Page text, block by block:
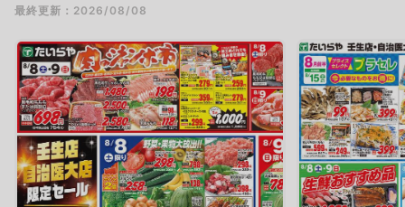
最終更新：2026/08/08